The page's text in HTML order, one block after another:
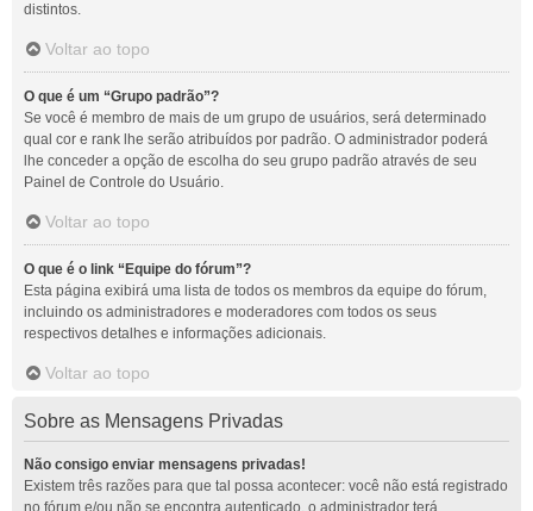
distintos.
Voltar ao topo
O que é um “Grupo padrão”?
Se você é membro de mais de um grupo de usuários, será determinado
qual cor e rank lhe serão atribuídos por padrão. O administrador poderá
lhe conceder a opção de escolha do seu grupo padrão através de seu
Painel de Controle do Usuário.
Voltar ao topo
O que é o link “Equipe do fórum”?
Esta página exibirá uma lista de todos os membros da equipe do fórum,
incluindo os administradores e moderadores com todos os seus
respectivos detalhes e informações adicionais.
Voltar ao topo
Sobre as Mensagens Privadas
Não consigo enviar mensagens privadas!
Existem três razões para que tal possa acontecer: você não está registrado
no fórum e/ou não se encontra autenticado, o administrador terá